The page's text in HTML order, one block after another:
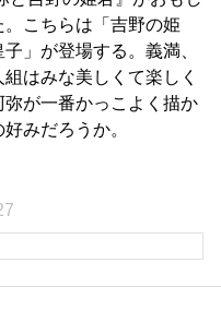
こちらは「吉野の姫
」が登場する。義満、
はみな美しくて楽しく
が一番かっこよく描か
みだろうか。